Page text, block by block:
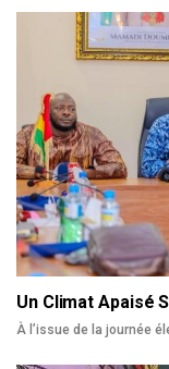
Un Climat Apaisé
À l’issue de la journée